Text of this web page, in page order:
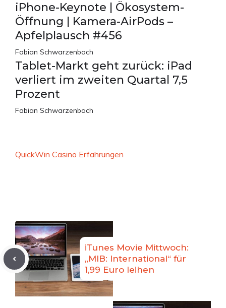
iPhone-Keynote | Ökosystem-
Öffnung | Kamera-AirPods –
Apfelplausch #456
Fabian Schwarzenbach
Tablet-Markt geht zurück: iPad
verliert im zweiten Quartal 7,5
Prozent
Fabian Schwarzenbach
QuickWin Casino Erfahrungen
iTunes Movie Mittwoch:
„MIB: International“ für
1,99 Euro leihen